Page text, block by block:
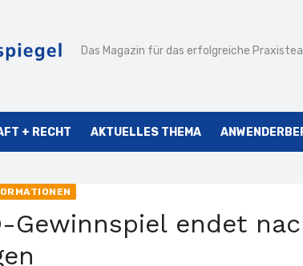
Das Magazin für das erfolgreiche
+ RECHT AKTUELLES THEMA
Gewinnspiel endet